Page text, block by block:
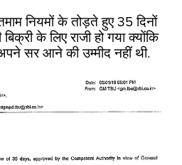
नियमों के तोड़ते हुए 35 दिनों
के लिए राजी हो गया क्योंकि
सर आने की उम्मीद नहीं थी.